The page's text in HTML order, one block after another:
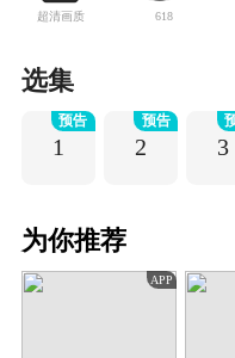
九转玲
们再度
深情，
超清画质 618
选集
1
预告
2
预告
3
为你推荐
APP